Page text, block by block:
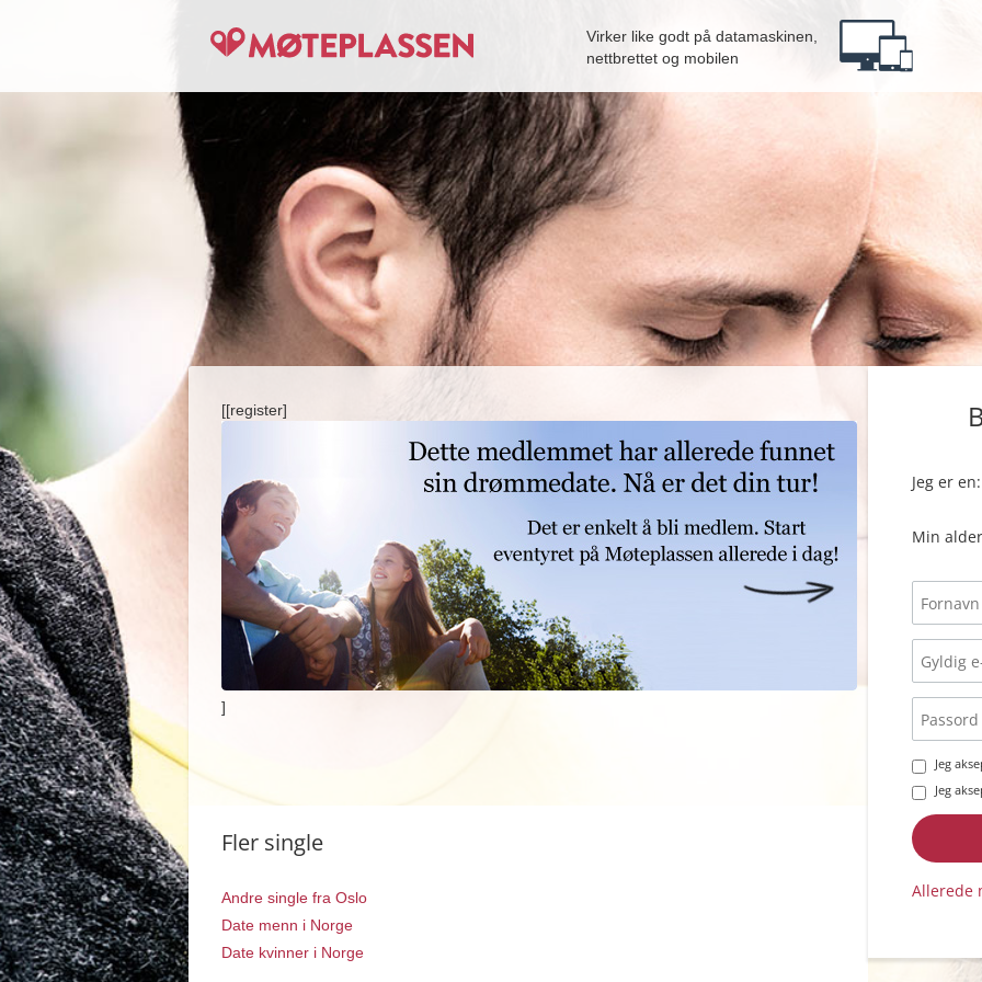
Virker like godt på datamaskinen,
nettbrettet og mobilen
[[register]
]
Fler single
Andre single fra Oslo
Date menn i Norge
Date kvinner i Norge
Jeg er en:
Min
Jeg
Jeg
Allerede